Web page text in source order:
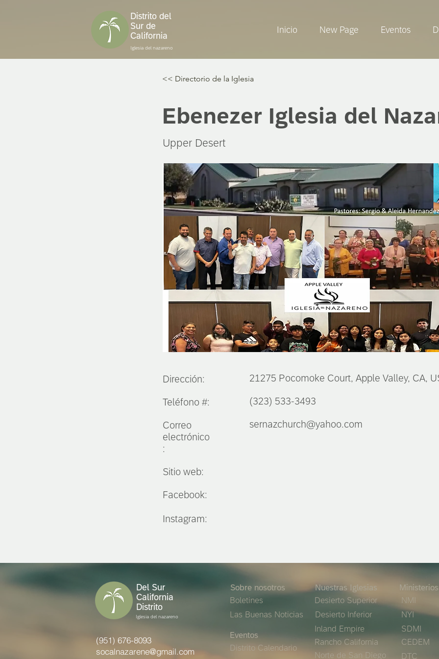
Distrito del
Sur de
California
Inicio New Page Eventos
Iglesia del nazareno
<< Directorio de la Iglesia
Ebenezer Iglesia del
Upper Desert
Dirección:
Teléfono #:
Correo
electrónico
:
Sitio web:
Facebook:
Instagram:
21275 Pocomoke Court, Apple Valley, CA,
(323) 533-3493
sernazchurch@yahoo.com
Del Sur
California
Distrito
Iglesia del nazareno
Sobre nosotros
Boletines
Las Buenas Noticias
Nuestras Iglesias
Ministerios
Desierto Superior
NMI
Desierto Inferior
NYI
(951) 676-8093
socalnazarene@gmail.com
Eventos
Distrito Calendario
Inland Empire
Rancho California
Norte de San Diego
SDMI
CEDEM
DTC